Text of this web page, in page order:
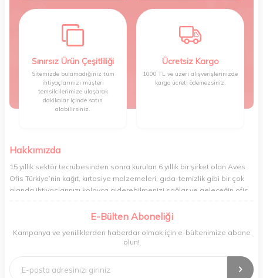
Sınırsız Ürün Çeşitliliği
Sitemizde bulamadığınız tüm
ihtiyaçlarınızı müşteri
temsilcilerimize ulaşarak
dakikalar içinde satın
alabilirsiniz.
Ücretsiz Kargo
1000 TL ve üzeri alışverişlerinizde
kargo ücreti ödemezsiniz.
Hakkımızda
15 yıllık sektör tecrübesinden sonra kurulan 6 yıllık bir şirket olan Aves
Ofis Türkiye’nin kağıt, kırtasiye malzemeleri, gıda-temizlik gibi bir çok
alanda ihtiyaçlarınızı kolayca giderebilmenizi sağlar ve geleceğin ofis
veya yaşam alanınızın tüm ihtiyaçlarını yüksek kalitedeki ürünleriyle
şirket ve işyeri yönetimini her zamankinden daha profesyonel bir hâle
tedarik edebilmenizi sağlar.
E-Bülten Aboneliği
Kampanya ve yeniliklerden haberdar olmak için e-bültenimize abone
olun!